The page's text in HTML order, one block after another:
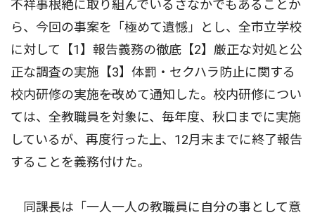
不祥事根絶に取り組んでいるさなかでもあることか
ら、今回の事案を「極めて遺憾」とし、全市立学校
に対して【1】報告義務の徹底【2】厳正な対処と公
正な調査の実施【3】体罰・セクハラ防止に関する
校内研修の実施――を改めて通知した。校内研修につい
ては、全教職員を対象に、毎年度、秋口までに実施
しているが、再度行った上、12月末までに終了報告
することを義務付けた。
同課長は「一人一人の教職員に自分の事として意